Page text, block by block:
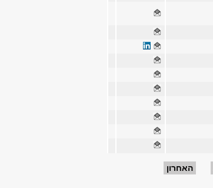
האחרון